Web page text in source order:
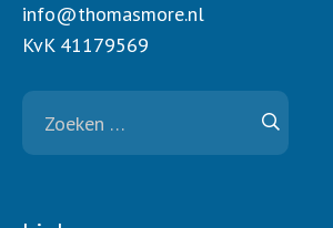
info@thomasmore.nl
KvK 41179569
Zoeken
naar: